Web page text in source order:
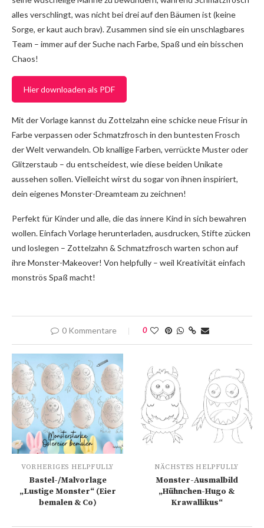
alles verschlingt, was nicht bei drei auf den Bäumen ist (keine
Sorge, er kaut auch brav). Zusammen sind sie ein unschlagbares
Team – immer auf der Suche nach Farbe, Spaß und ein bisschen
Chaos!
Hier downloaden als PDF
Mit der Vorlage kannst du Zottelzahn eine schicke neue Frisur in
Farbe verpassen oder Schmatzfrosch in den buntesten Frosch
der Welt verwandeln. Ob knallige Farben, verrückte Muster oder
Glitzerstaub – du entscheidest, wie diese beiden Unikate
aussehen sollen. Vielleicht wirst du sogar von ihnen inspiriert,
dein eigenes Monster-Dreamteam zu zeichnen!
Perfekt für Kinder und alle, die das innere Kind in sich bewahren
wollen. Einfach Vorlage herunterladen, ausdrucken, Stifte zücken
und loslegen – Zottelzahn & Schmatzfrosch warten schon auf
ihre Monster-Makeover! Von helpfully – weil Kreativität einfach
monströs Spaß macht!
0 Kommentare 0
VORHERIGES HELPFULLY
Bastel-/Malvorlage
„Lustige Monster“ (Eier
bemalen & Co)
NÄCHSTES HELPFULLY
Monster-Ausmalbild
„Hühnchen-Hugo &
Krawallikus“